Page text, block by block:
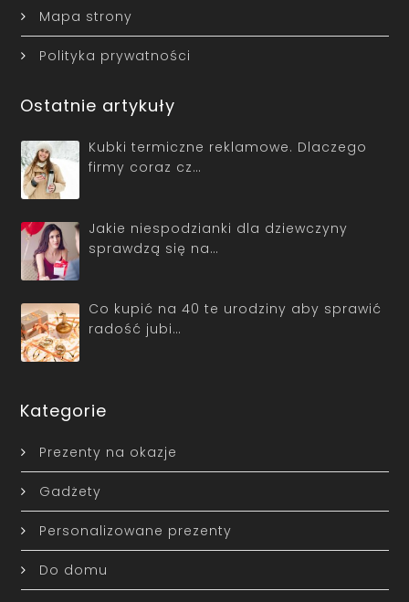
Mapa strony
Polityka prywatności
Ostatnie artykuły
Kubki termiczne reklamowe. Dlaczego
firmy coraz cz…
Jakie niespodzianki dla dziewczyny
sprawdzą się na…
Co kupić na 40 te urodziny aby sprawić
radość jubi…
Kategorie
Prezenty na okazje
Gadżety
Personalizowane prezenty
Do domu